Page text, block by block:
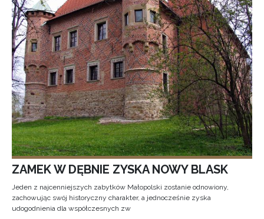
ZAMEK W DĘBNIE ZYSKA NOWY BLASK
Jeden z najcenniejszych zabytków Małopolski zostanie odnowiony,
zachowując swój historyczny charakter, a jednocześnie zyska
udogodnienia dla współczesnych zw